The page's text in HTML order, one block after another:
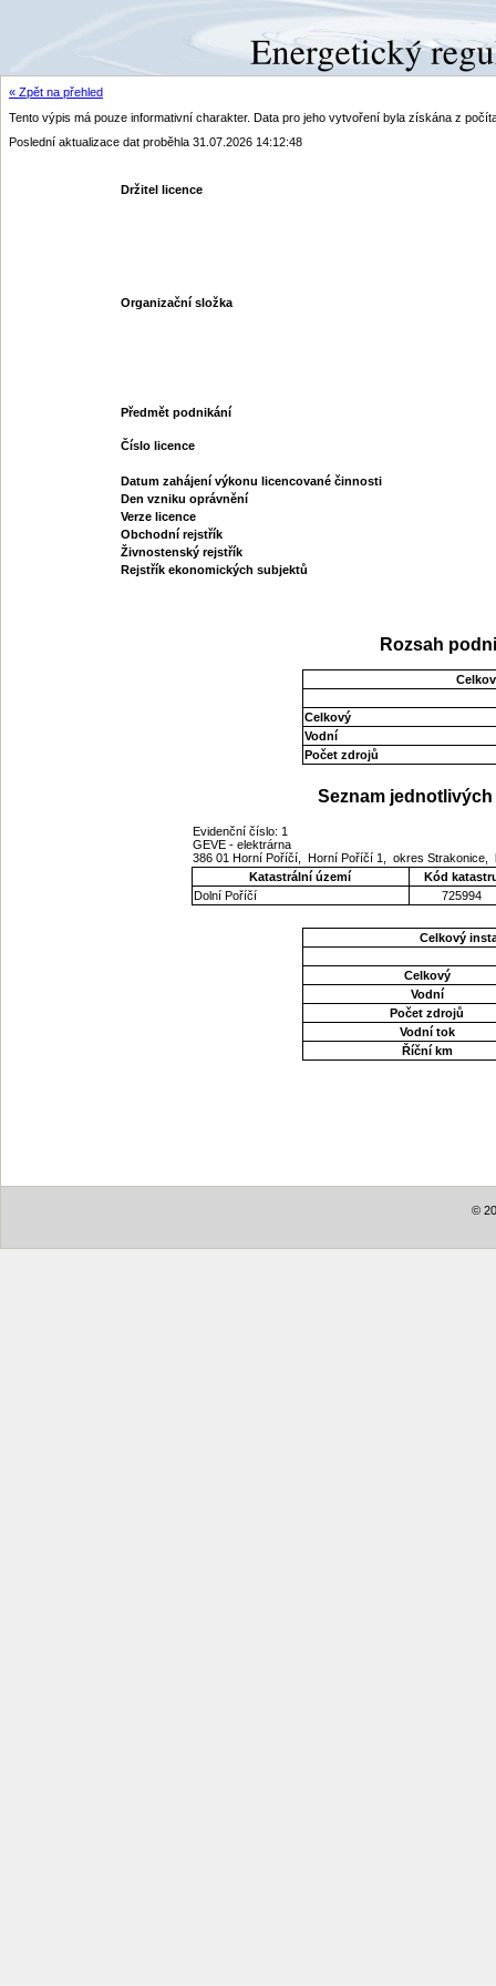
« Zpět na přehled
Tento výpis má pouze informativní charakter. Data pro jeho vytvoření byla získána z
Poslední aktualizace dat proběhla 31.07.2026 14:12:48
Držitel licence
Organizační složka
Předmět podnikání
Číslo licence
Datum zahájení výkonu licencované činnosti
Den vzniku oprávnění
Verze licence
Obchodní rejstřík
Živnostenský rejstřík
Rejstřík ekonomických subjektů
Rozsah
Celkový
Vodní
Počet zdrojů
Seznam
Evidenční číslo: 1
GEVE - elektrárna
386 01 Horní Poříčí, Horní Poříčí 1, okres
Katastrální území
Kód
Dolní Poříčí
725994
Celkový
Celkový
Vodní
Počet zdrojů
Vodní tok
Říční km
©